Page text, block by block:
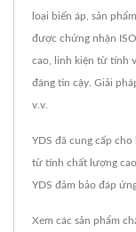
loại biến áp, sản
được chứng nhận
cao, linh kiện từ tính
đáng tin cậy. Giải
v.v.
YDS đã cung cấp
từ tính chất lượng
YDS đảm bảo đáp
Xem các sản phẩm